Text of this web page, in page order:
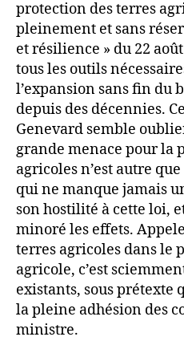
protection des terres
pleinement et sans
et résilience » du 22
tous les outils
l’expansion sans fin du
depuis des décennies.
Genevard semble
grande menace pour la
agricoles n’est autre
qui ne manque jamais
son hostilité à cette loi,
minoré les effets.
terres agricoles dans le
agricole, c’est
existants, sous prétexte
la pleine adhésion des
ministre.